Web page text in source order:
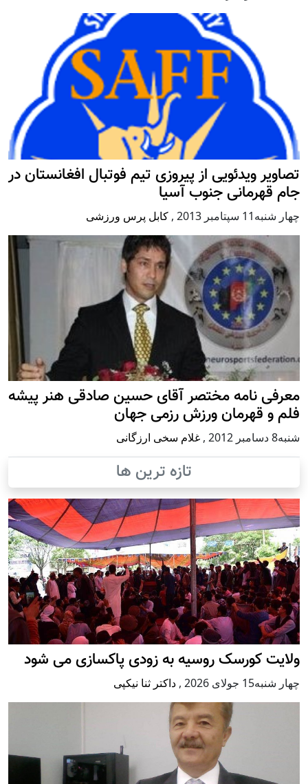
تصاویر ویدئویی از پیروزی تیم فوتبال افغانستان در
جام قهرمانی جنوب آسیا
چهار شنبه11 سپتامبر 2013 , کابل پرس ورزشی
معرفی نامه مختصر آقای حسین صادقی هنر پیشه
فلم و قهرمان ورزش رزمی جهان
شنبه8 دسامبر 2012 , غلام سخی ارزگانی
تازه ترین ها
ولایت کورسک روسیه به زودی پاکسازی می شود
چهار شنبه15 جولای 2026 , داکتر ثنا نیکپی